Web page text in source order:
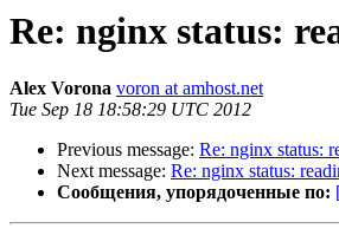
Re: nginx status:
Alex Vorona voron at amhost.net
Tue Sep 18 18:58:29 UTC 2012
Previous message: Re: nginx status:
Next message: Re: nginx status:
Сообщения, упорядоченные по: